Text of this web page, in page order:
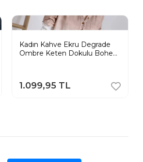
Kadın Kahve Ekru Degrade
Ombre Keten Dokulu Bohem
1.099,95 TL